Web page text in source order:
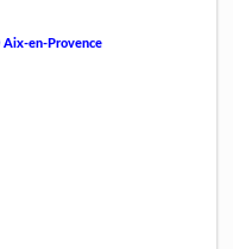
Aix-en-Provence